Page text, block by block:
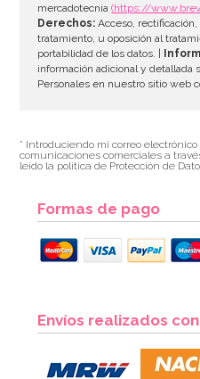
mercadotecnia(https://
Derechos: Acceso,
tratamiento, u oposición al
portabilidad de los datos. |
información adicional y detallada
Personales en nuestro sitio web
* Introduciendo mi correo
comunicaciones comerciales a
leído la política de Protección de
Formas de pago
Envíos realizados con